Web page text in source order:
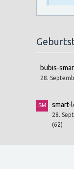
bubis-
28.
smart-
28.
(62)